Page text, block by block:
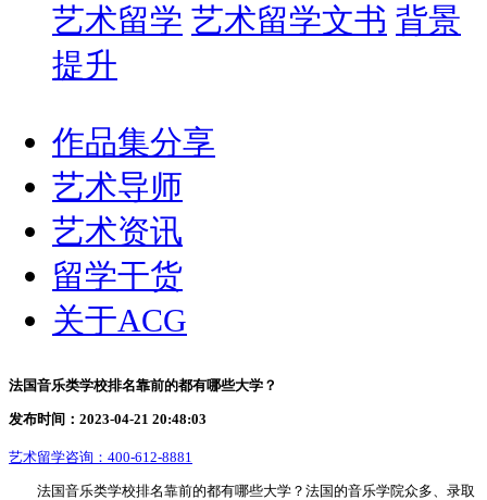
艺术留学 艺术留学文书 背景
提升
作品集分享
艺术导师
艺术资讯
留学干货
关于ACG
法国音乐类学校排名靠前的都有哪些大学？
发布时间：2023-04-21 20:48:03
艺术留学咨询： 400-612-8881
法国音乐类学校排名靠前的都有哪些大学？法国的音乐学院众多、录取